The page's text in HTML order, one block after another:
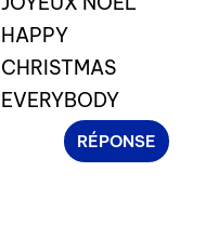
HAPPY
CHRISTMAS
EVERYBODY
RÉPONSE